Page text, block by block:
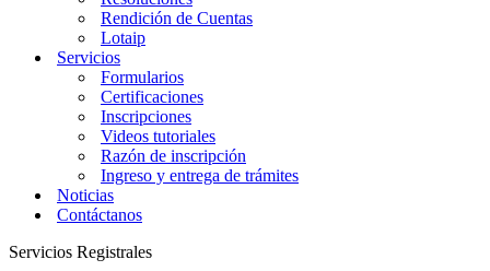
Rendición de Cuentas
Lotaip
Servicios
Formularios
Certificaciones
Inscripciones
Videos tutoriales
Razón de inscripción
Ingreso y entrega de trámites
Noticias
Contáctanos
Servicios Registrales